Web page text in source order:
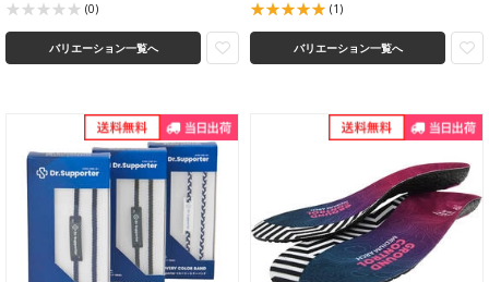
(0)
バリエーション一覧へ
(1)
バリエーション一覧へ